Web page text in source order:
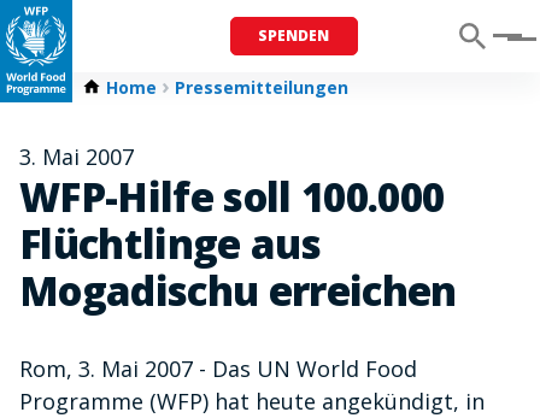
SPENDEN Menu
Home Pressemitteilungen
3. Mai 2007
WFP-Hilfe soll 100.000
Flüchtlinge aus
Mogadischu erreichen
Rom, 3. Mai 2007 - Das UN World Food
Programme (WFP) hat heute angekündigt, in